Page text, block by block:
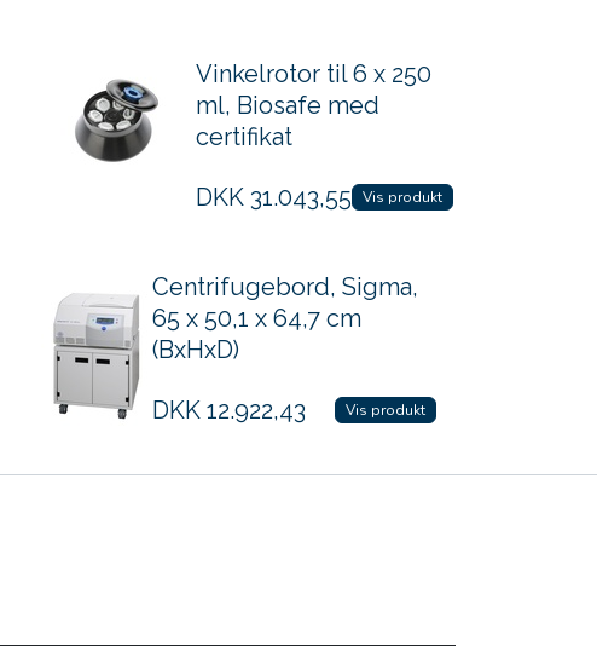
Vinkelrotor til 6 x 250
ml, Biosafe med
certifikat
DKK 31.043,55 Vis produkt
Centrifugebord, Sigma,
65 x 50,1 x 64,7 cm
(BxHxD)
DKK 12.922,43 Vis produkt